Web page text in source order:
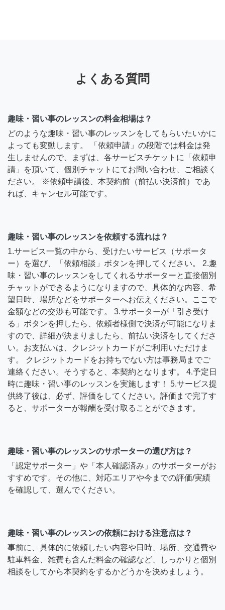
よくある質問
趣味・習い事のレッスンの料金相場は？
どのような趣味・習い事のレッスンをしてもらいたいかに
よっても変動します。 「依頼申請」の段階では料金は発
生しませんので、まずは、各サービスチケットに「依頼申
請」を頂いて、個別チャットにてお問い合わせ、ご相談く
ださい。 ※依頼申請後、本契約前（前払い決済前）であ
れば、キャンセル可能です。
趣味・習い事のレッスンを依頼する流れは？
1.サービス一覧の中から、受けたいサービス（サポータ
ー）を選び、「依頼相談」ボタンを押してください。 2.趣
味・習い事のレッスンをしてくれるサポーターと直接個別
チャットができるようになりますので、具体的な内容、希
望日時、場所などをサポーターへお伝えください。ここで
金額などの交渉も可能です。 3.サポーターが「引き受け
る」ボタンを押したら、依頼者様側で決済が可能になりま
すので、詳細が決まりましたら、前払い決済をしてくださ
い。お支払いは、クレジットカードがご利用いただけま
す。 クレジットカードをお持ちでない方は事務局までご
連絡ください。そうすると、本契約となります。 4.予定日
時に趣味・習い事のレッスンを実施します！ 5.サービス提
供終了後は、必ず、評価をしてください。評価まで完了す
ると、サポーターが報酬を受け取ることができます。
趣味・習い事のレッスンのサポーターの選び方は？
「認定サポーター」や「本人確認済み」のサポーターがお
すすめです。その他に、対応エリアや今までの評価/実績
を確認して、選んでください。
趣味・習い事のレッスンの依頼における注意点は？
事前に、具体的に依頼したい内容や日時、場所、交通費や
駐車料金、雑費も含んだ料金の確認など、しっかりと個別
相談をしてから本契約をするかどうかを決めましょう。